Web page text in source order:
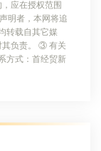
应在授权范围
明者，本网将追
转载自其它媒
其负责。 ③ 有关
方式：首经贸新